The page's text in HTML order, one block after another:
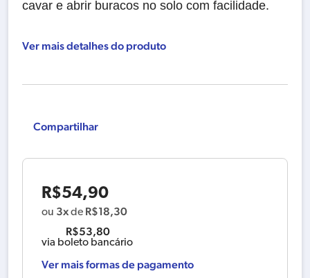
cavar e abrir buracos no solo com facilidade.
Ver mais detalhes do produto
Compartilhar
R$54,90
ou 3xde R$18,30
R$53,80
via boleto bancário
Ver mais formas de pagamento